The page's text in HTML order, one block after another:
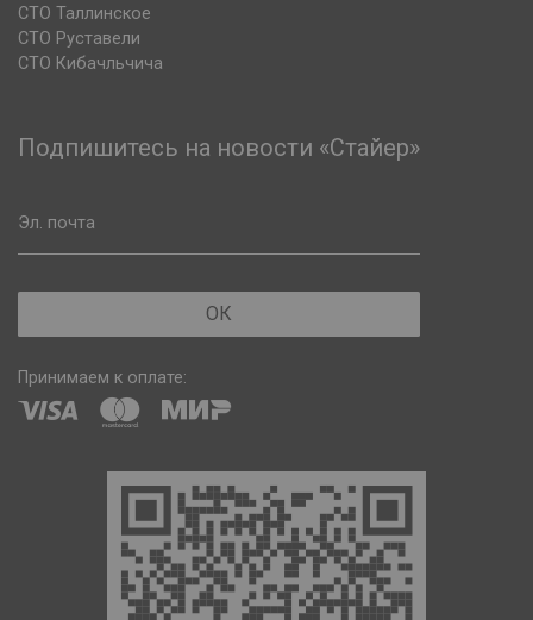
СТО Таллинское
СТО Руставели
СТО Кибачльчича
Подпишитесь на новости «Стайер»
Эл. почта
ОК
Принимаем к оплате: